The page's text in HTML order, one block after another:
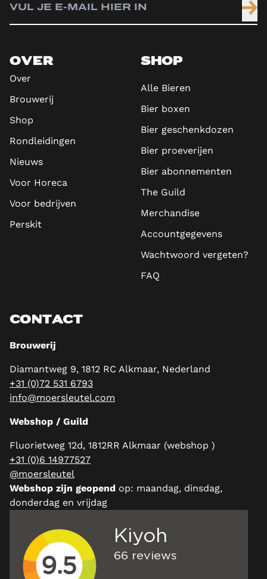
OVER
Over
Brouwerij
Shop
Rondleidingen
Nieuws
Voor Horeca
Voor bedrijven
Perskit
SHOP
Alle Bieren
Bier boxen
Bier geschenkdozen
Bier proeverijen
Bier abonnementen
The Guild
Merchandise
Accountgegevens
Wachtwoord vergeten?
FAQ
CONTACT
Brouwerij
Diamantweg 9, 1812 RC Alkmaar, Nederland
+31 (0)72 531 6793
info@moersleutel.com
Webshop / Guild
Fluorietweg 12d, 1812RR Alkmaar (webshop )
+31 (0)6 14977527
@moersleutel
Webshop zijn geopend op: maandag, dinsdag,
donderdag en vrijdag